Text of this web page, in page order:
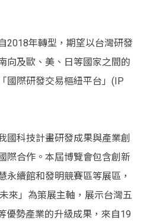
2018年轉型，期望以台灣研發
向及歐、美、日等國家之間的
國際研發交易樞紐平台」(IP
國科技計畫研發成果與產業創
際合作。本屆博覽會包含創新
永續館和發明競賽區等展區，
來」為策展主軸，展示台灣五
優勢產業的升級成果，來自19